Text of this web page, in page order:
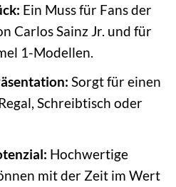
Ein Muss für Fans der
Carlos Sainz Jr. und für
1-Modellen.
Sorgt für einen
Schreibtisch oder
Hochwertige
mit der Zeit im Wert